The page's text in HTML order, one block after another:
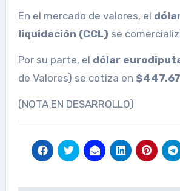
En el mercado de valores, el
liquidación (CCL) se
Por su parte, el dólar
de Valores) se cotiza en $447.67
(NOTA EN DESARROLLO)